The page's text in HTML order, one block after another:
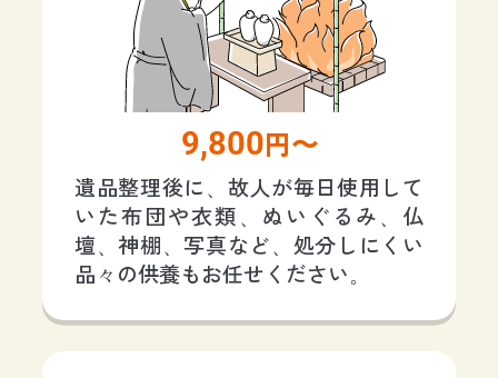
9,800 円〜
遺品整理後に、故人が毎日使用して
いた布団や衣類、ぬいぐるみ、仏
壇、神棚、写真など、処分しにくい
品々の供養もお任せください。